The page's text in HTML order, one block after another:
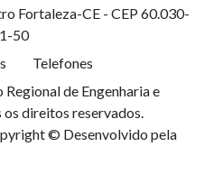
Fortaleza-CE - CEP 60.030-
50
Telefones
de Engenharia e
direitos reservados.
© Desenvolvido pela